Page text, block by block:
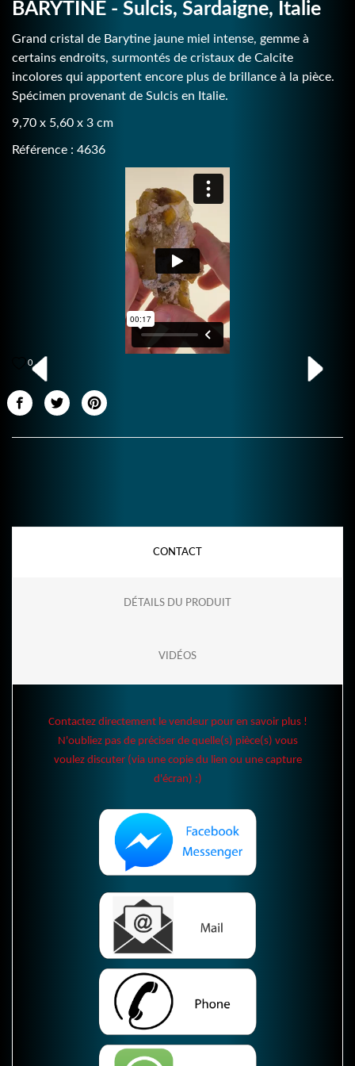
BARYTINE - Sulcis, Sardaigne, Italie
Grand cristal de Barytine jaune miel intense, gemme à
certains endroits, surmontés de cristaux de Calcite
incolores qui apportent encore plus de brillance à la pièce.
Spécimen provenant de Sulcis en Italie.
9,70 x 5,60 x 3 cm
Référence : 4636
0
CONTACT
DÉTAILS DU PRODUIT
VIDÉOS
Contactez directement le vendeur pour en savoir plus !
N'oubliez pas de préciser de quelle(s) pièce(s) vous
voulez discuter (via une copie du lien ou une capture
d'écran) :)